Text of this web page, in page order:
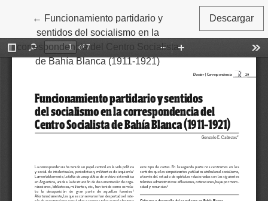
← Volver a los detalles del artículo
Funcionamiento partidario y
sentidos del socialismo en la
correspondencia del Centro Socialista
de Bahía Blanca (1911-1921)
Descargar